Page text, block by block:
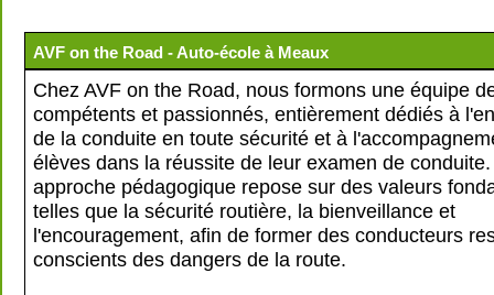
AVF on the Road - Auto-école à Meaux
Chez AVF on the Road, nous formons une équipe
compétents et passionnés, entièrement dédiés à
de la conduite en toute sécurité et à
élèves dans la réussite de leur examen de
approche pédagogique repose sur des valeurs
telles que la sécurité routière, la bienveillance et
l'encouragement, afin de former des conducteurs
conscients des dangers de la route.